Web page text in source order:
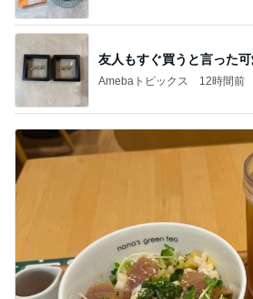
友人もすぐ買うと言った
Amebaトピックス 12時間前